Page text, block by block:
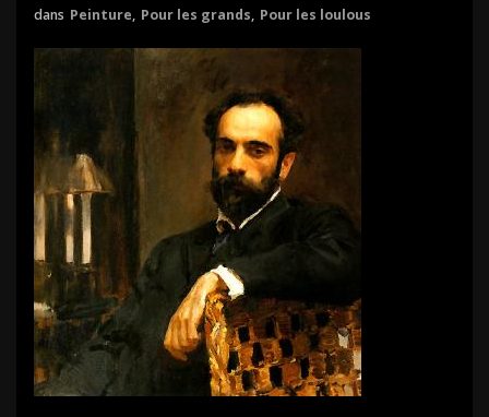
dans Peinture, Pour les grands, Pour les loulous